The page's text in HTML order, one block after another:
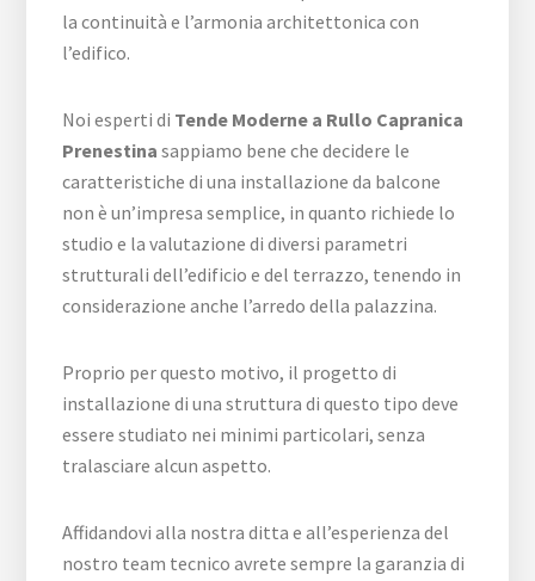
la continuità e l’armonia architettonica con
l’edifico.
Noi esperti di Tende Moderne a Rullo Capranica
Prenestina sappiamo bene che decidere le
caratteristiche di una installazione da balcone
non è un’impresa semplice, in quanto richiede lo
studio e la valutazione di diversi parametri
strutturali dell’edificio e del terrazzo, tenendo in
considerazione anche l’arredo della palazzina.
Proprio per questo motivo, il progetto di
installazione di una struttura di questo tipo deve
essere studiato nei minimi particolari, senza
tralasciare alcun aspetto.
Affidandovi alla nostra ditta e all’esperienza del
nostro team tecnico avrete sempre la garanzia di